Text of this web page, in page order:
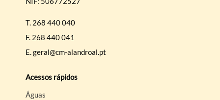
T. 268 440 040
F. 268 440 041
E.geral@cm-alandroal.pt
Acessos rápidos
Águas